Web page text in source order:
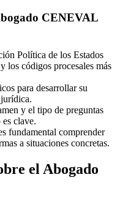
CENEVAL
Política de los Estados
los códigos procesales más
para desarrollar su
y el tipo de preguntas
clave.
fundamental comprender
a situaciones concretas.
el Abogado